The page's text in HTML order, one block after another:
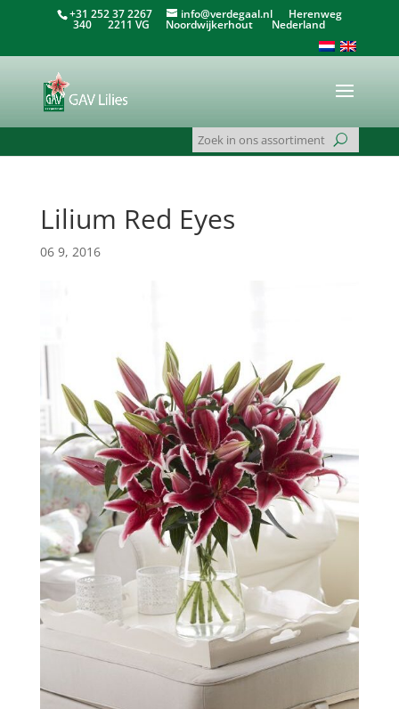
+31 252 37 2267 info@verdegaal.nlHerenweg
340 2211 VG Noordwijkerhout Nederland
Lilium Red Eyes
06 9, 2016